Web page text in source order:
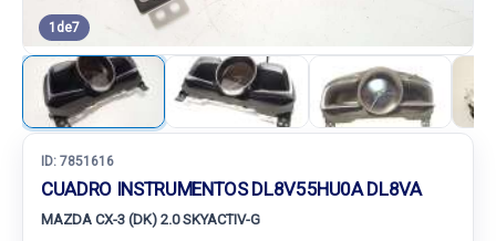
1 de7
ID: 7851616
CUADRO INSTRUMENTOS DL8V55HU0A DL8VA
MAZDA CX-3 (DK) 2.0 SKYACTIV-G